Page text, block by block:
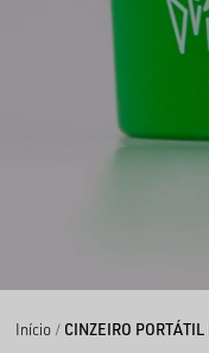
Início CINZEIRO